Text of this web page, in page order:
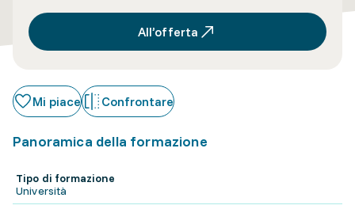
All’offerta
Mi piace Confrontare
Panoramica della formazione
Tipo di formazione
Università